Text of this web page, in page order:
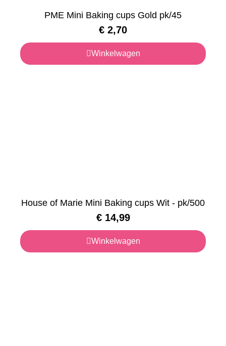
PME Mini Baking cups Gold pk/45
€ 2,70
Winkelwagen
House of Marie Mini Baking cups Wit - pk/500
€14,99
Winkelwagen